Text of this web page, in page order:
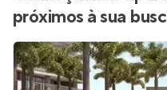
próximos à sua